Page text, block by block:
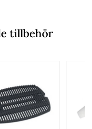
tillbehör